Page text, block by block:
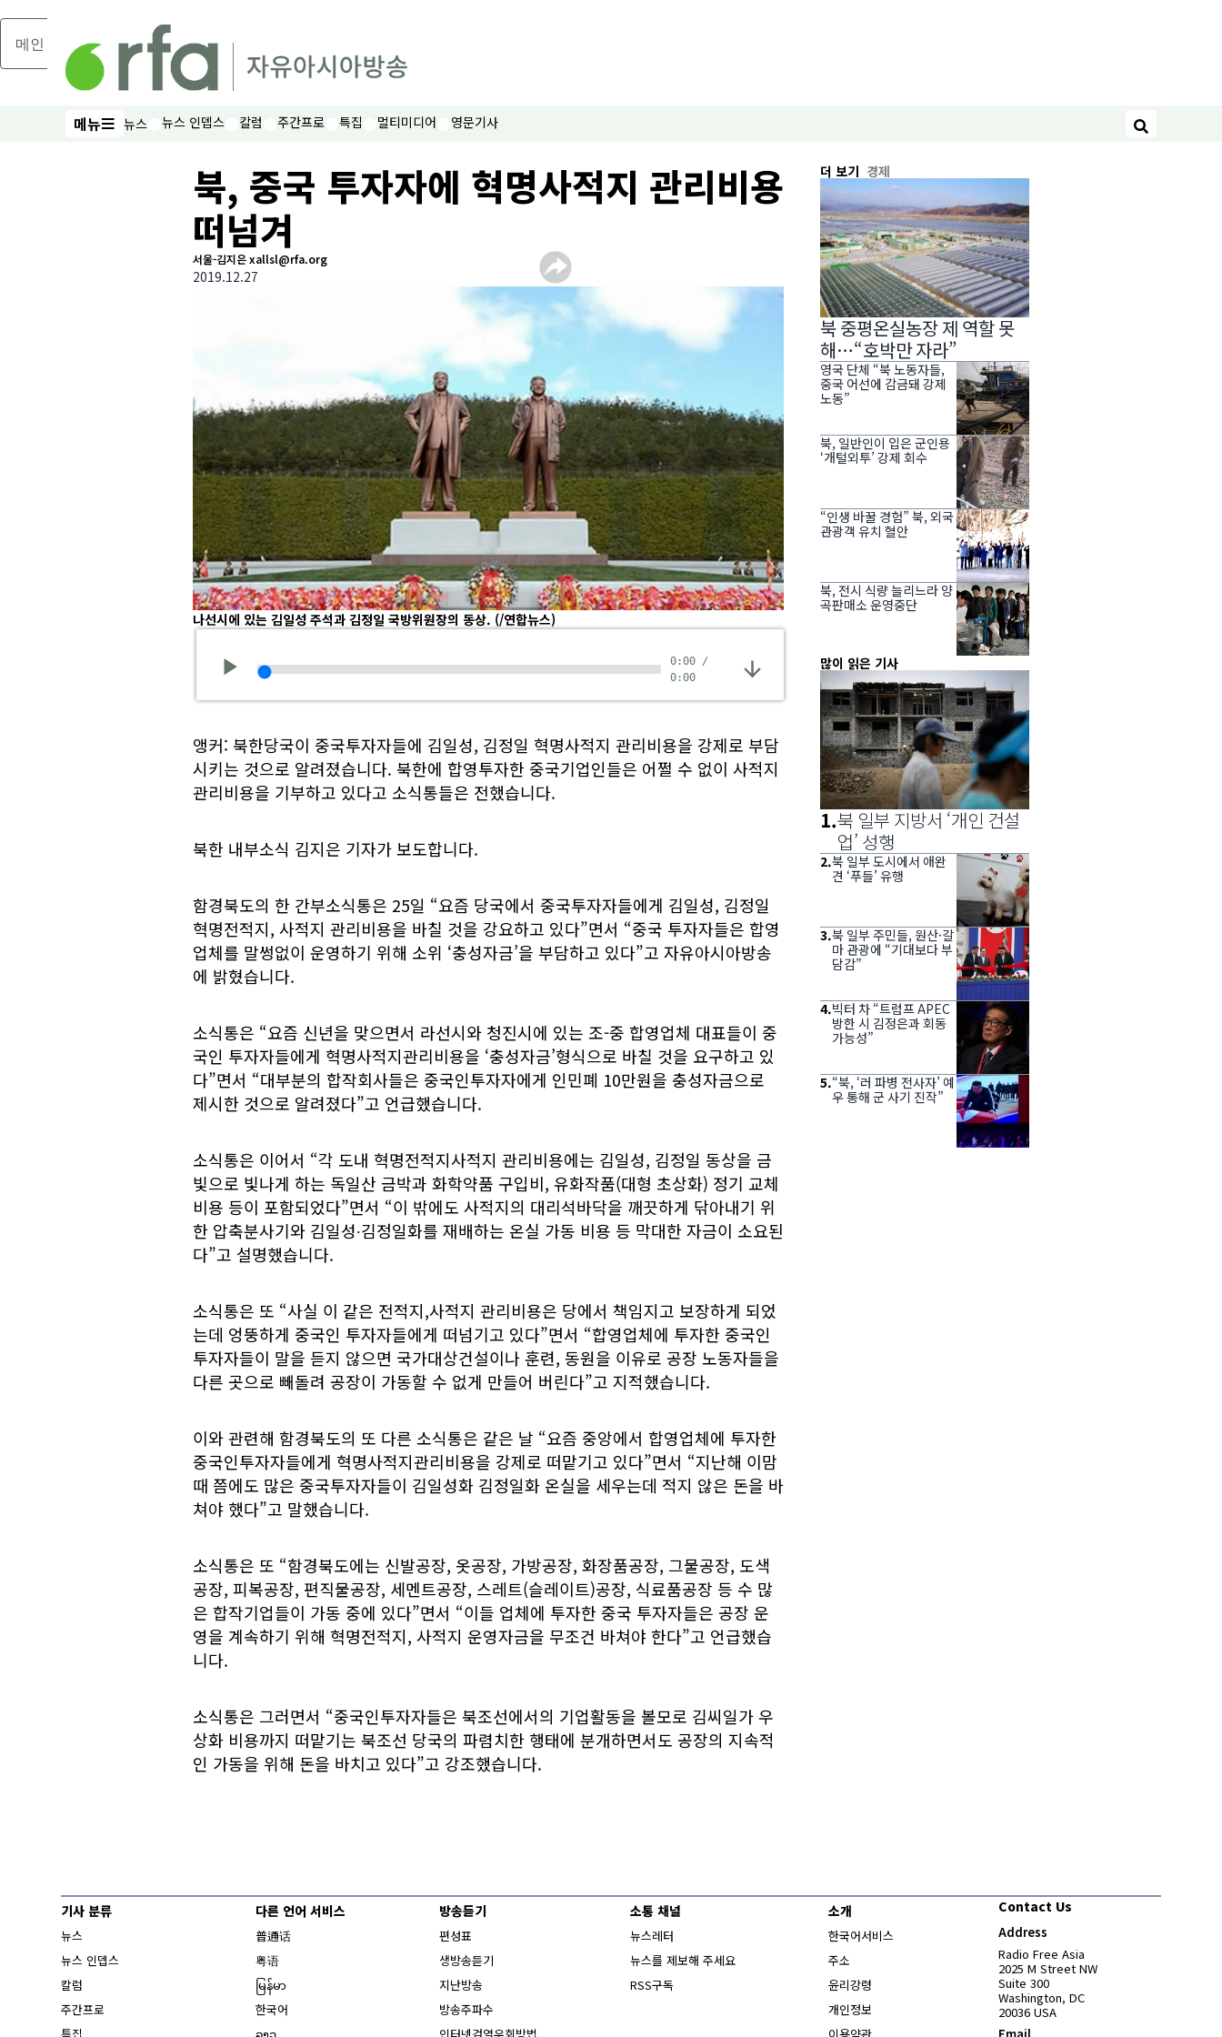
메인 콘텐츠로 건너뛰기
메뉴
메뉴 뉴스 뉴스 인뎁스 칼럼 주간프로 특집 멀티미디어 영문기사
검색
북, 중국 투자자에 혁명사적지 관리비용
떠넘겨
서울-김지은 xallsl@rfa.org
2019.12.27
나선시에 있는 김일성 주석과 김정일 국방위원장의 동상. (/연합뉴스)
0:00 /
0:00
앵커: 북한당국이 중국투자자들에 김일성, 김정일 혁명사적지 관리비용을 강제로 부담
시키는 것으로 알려졌습니다. 북한에 합영투자한 중국기업인들은 어쩔 수 없이 사적지
관리비용을 기부하고 있다고 소식통들은 전했습니다.
북한 내부소식 김지은 기자가 보도합니다.
함경북도의 한 간부소식통은 25일 “요즘 당국에서 중국투자자들에게 김일성, 김정일
혁명전적지, 사적지 관리비용을 바칠 것을 강요하고 있다”면서 “중국 투자자들은 합영
업체를 말썽없이 운영하기 위해 소위 ‘충성자금’을 부담하고 있다”고 자유아시아방송
에 밝혔습니다.
소식통은 “요즘 신년을 맞으면서 라선시와 청진시에 있는 조-중 합영업체 대표들이 중
국인 투자자들에게 혁명사적지관리비용을 ‘충성자금’형식으로 바칠 것을 요구하고 있
다”면서 “대부분의 합작회사들은 중국인투자자에게 인민폐 10만원을 충성자금으로
제시한 것으로 알려졌다”고 언급했습니다.
소식통은 이어서 “각 도내 혁명전적지사적지 관리비용에는 김일성, 김정일 동상을 금
빛으로 빛나게 하는 독일산 금박과 화학약품 구입비, 유화작품(대형 초상화) 정기 교체
비용 등이 포함되었다”면서 “이 밖에도 사적지의 대리석바닥을 깨끗하게 닦아내기 위
한 압축분사기와 김일성∙김정일화를 재배하는 온실 가동 비용 등 막대한 자금이 소요된
다”고 설명했습니다.
소식통은 또 “사실 이 같은 전적지,사적지 관리비용은 당에서 책임지고 보장하게 되었
는데 엉뚱하게 중국인 투자자들에게 떠넘기고 있다”면서 “합영업체에 투자한 중국인
투자자들이 말을 듣지 않으면 국가대상건설이나 훈련, 동원을 이유로 공장 노동자들을
다른 곳으로 빼돌려 공장이 가동할 수 없게 만들어 버린다”고 지적했습니다.
이와 관련해 함경북도의 또 다른 소식통은 같은 날 “요즘 중앙에서 합영업체에 투자한
중국인투자자들에게 혁명사적지관리비용을 강제로 떠맡기고 있다”면서 “지난해 이맘
때 쯤에도 많은 중국투자자들이 김일성화 김정일화 온실을 세우는데 적지 않은 돈을 바
쳐야 했다”고 말했습니다.
소식통은 또 “함경북도에는 신발공장, 옷공장, 가방공장, 화장품공장, 그물공장, 도색
공장, 피복공장, 편직물공장, 세멘트공장, 스레트(슬레이트)공장, 식료품공장 등 수 많
은 합작기업들이 가동 중에 있다”면서 “이들 업체에 투자한 중국 투자자들은 공장 운
영을 계속하기 위해 혁명전적지, 사적지 운영자금을 무조건 바쳐야 한다”고 언급했습
니다.
소식통은 그러면서 “중국인투자자들은 북조선에서의 기업활동을 볼모로 김씨일가 우
상화 비용까지 떠맡기는 북조선 당국의 파렴치한 행태에 분개하면서도 공장의 지속적
인 가동을 위해 돈을 바치고 있다”고 강조했습니다.
더 보기 경제
북 중평온실농장 제 역할 못
해…“호박만 자라”
영국 단체 “북 노동자들,
중국 어선에 감금돼 강제
노동”
북, 일반인이 입은 군인용
‘개털외투’ 강제 회수
“인생 바꿀 경험” 북, 외국
관광객 유치 혈안
북, 전시 식량 늘리느라 양
곡판매소 운영중단
많이 읽은 기사
1.북 일부 지방서 ‘개인 건설
업’ 성행
2.북 일부 도시에서 애완
견 ‘푸들’ 유행
3.북 일부 주민들, 원산·갈
마 관광에 “기대보다 부
담감”
4.빅터 차 “트럼프 APEC
방한 시 김정은과 회동
가능성”
5.“북, ‘러 파병 전사자’ 예
우 통해 군 사기 진작”
기사 분류
뉴스
뉴스 인뎁스
칼럼
주간프로
다른 언어 서비스
普通话
粤语
မြန်မာ
한국어
방송듣기
편성표
생방송듣기
지난방송
방송주파수
소통 채널
뉴스레터
뉴스를 제보해 주세요
RSS구독
소개
한국어서비스
주소
윤리강령
개인정보
Contact Us
Address
Radio Free Asia
2025 M Street NW
Suite 300
Washington, DC
20036 USA